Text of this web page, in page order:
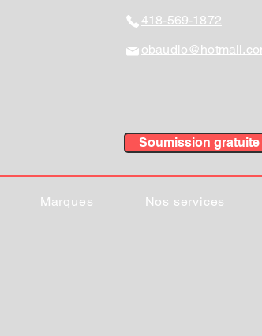
418-569-1872
Soumission gratuite
Marques Nos services